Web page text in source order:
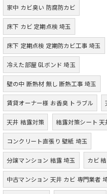
家中 カビ臭い 防腐防カビ
床下 カビ 定期点検 埼玉
床下 定期点検 定期防カビ工事 埼玉
冷えた部屋 GLボンド 埼玉
壁の中 断熱材 無し 断熱工事 埼玉
賃貸オーナー様 お香臭 トラブル
天井 結露対策 結露対策シート 天
コンクリート直張り 壁紙 埼玉
分譲マンション 結露 埼玉 カビ
中古マンション 天井 カビ 専門業者